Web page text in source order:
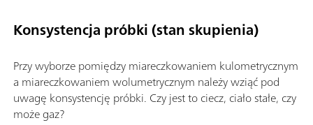
Konsystencja próbki (stan skupienia)
Przy wyborze pomiędzy miareczkowaniem kulometrycznym
a miareczkowaniem wolumetrycznym należy wziąć pod
uwagę konsystencję próbki. Czy jest to ciecz, ciało stałe, czy
może gaz?